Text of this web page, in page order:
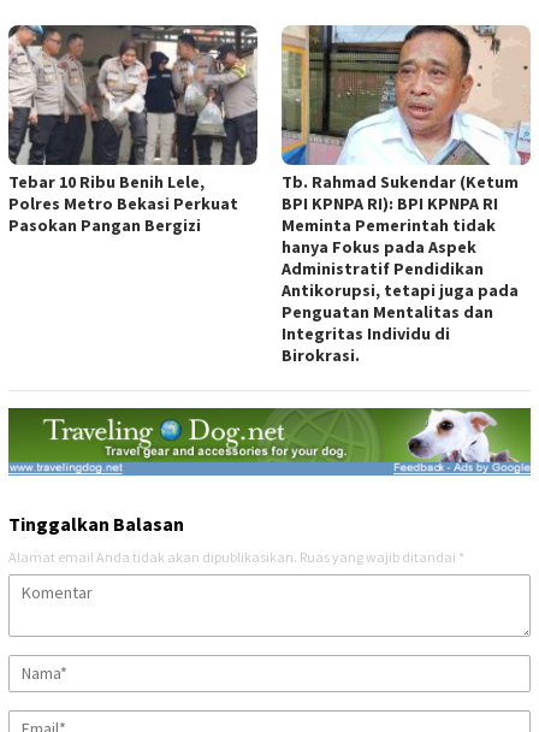
Tebar 10 Ribu Benih Lele,
Polres Metro Bekasi Perkuat
Pasokan Pangan Bergizi
Tb. Rahmad Sukendar (Ketum
BPI KPNPA RI): BPI KPNPA RI
Meminta Pemerintah tidak
hanya Fokus pada Aspek
Administratif Pendidikan
Antikorupsi, tetapi juga pada
Penguatan Mentalitas dan
Integritas Individu di
Birokrasi.
Tinggalkan Balasan
Alamat email Anda tidak akan dipublikasikan. Ruas yang wajib ditandai *